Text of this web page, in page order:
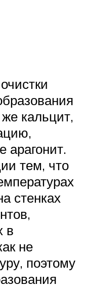
кальцит,
арагонит.
тем, что
стенках
в
не
поэтому